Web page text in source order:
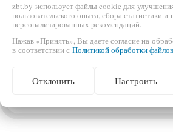
Для ламп духовки с диаметром крышки
zbt.by использует файлы cookie для
пользовательского опыта, сбора статистики и
персонализированных рекомендаций.
Нажав «Принять», Вы даете согласие на
в соответствии с Политикой обработки
Отклонить Настроить